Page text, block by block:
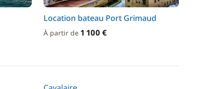
Location bateau Port Grimaud
À partir de 1 100 €